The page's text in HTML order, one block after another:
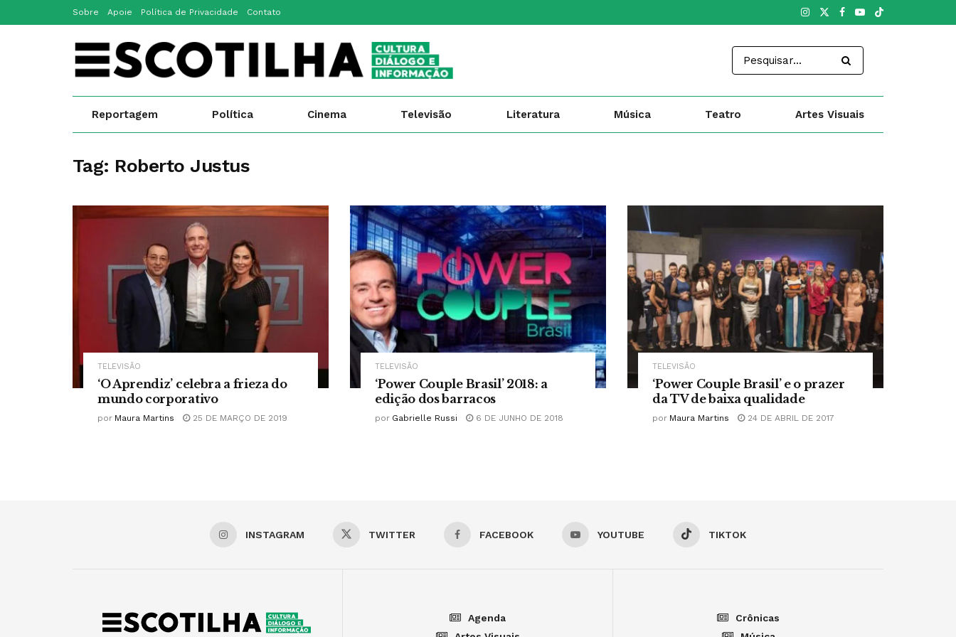
Sobre Apoie Política de Privacidade Contato
Reportagem Política Cinema Televisão Literatura Música Teatro Artes Visuais
Tag: Roberto Justus
TELEVISÃO
‘O Aprendiz’ celebra a frieza do
mundo corporativo
por Maura Martins 25 DE MARÇO DE 2019
TELEVISÃO
‘Power Couple Brasil’ 2018: a
edição dos barracos
por Gabrielle Russi 6 DE JUNHO DE 2018
TELEVISÃO
‘Power Couple Brasil’ e o prazer
da TV de baixa qualidade
por Maura Martins 24 DE ABRIL DE 2017
INSTAGRAM TWITTER FACEBOOK YOUTUBE TIKTOK
Agenda
Crônicas